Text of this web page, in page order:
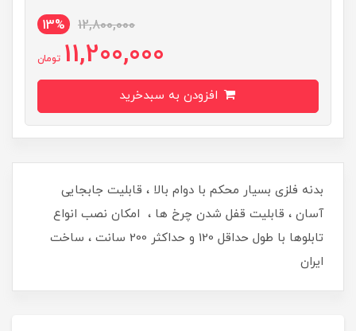
12,800,000
13%
11,200,000 تومان
بدنه فلزی بسیار محکم با دوام بالا ، قابلیت جابجایی
آسان ، قابلیت قفل شدن چرخ ها ، امکان نصب انواع
تابلوها با طول حداقل 120 و حداکثر 200 سانت ، ساخت
ایران